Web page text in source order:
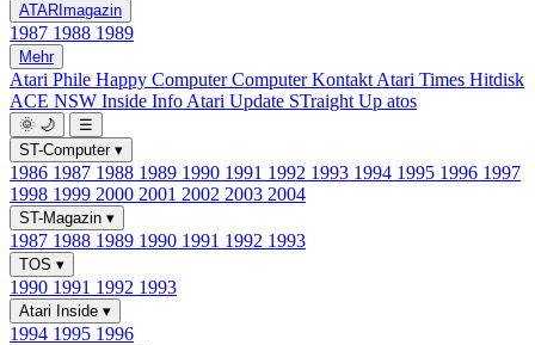
ATARImagazin
1987 1988 1989
Mehr
Atari Phile Happy ComputerComputer Kontakt Atari Times Hitdisk
ACE NSW Inside Info Atari Update STraight Up atos
🌞 🌙
☰
ST-Computer ▾
1986 1987 1988 1989 1990 1991 1992 1993 1994 1995 1996 1997
1998 1999 2000 2001 2002 2003 2004
ST-Magazin ▾
1987 1988 1989 1990 1991 1992 1993
TOS ▾
1990 1991 1992 1993
Atari Inside ▾
1994 1995 1996